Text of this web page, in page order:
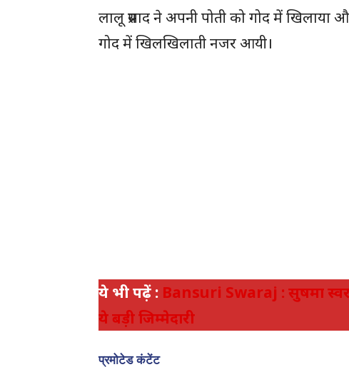
लालू प्रसाद ने अपनी पोती को गोद में खिलाया
गोद में खिलखिलाती नजर आयी।
ये भी पढ़ें : Bansuri Swaraj : सुषमा
ये बड़ी जिम्मेदारी